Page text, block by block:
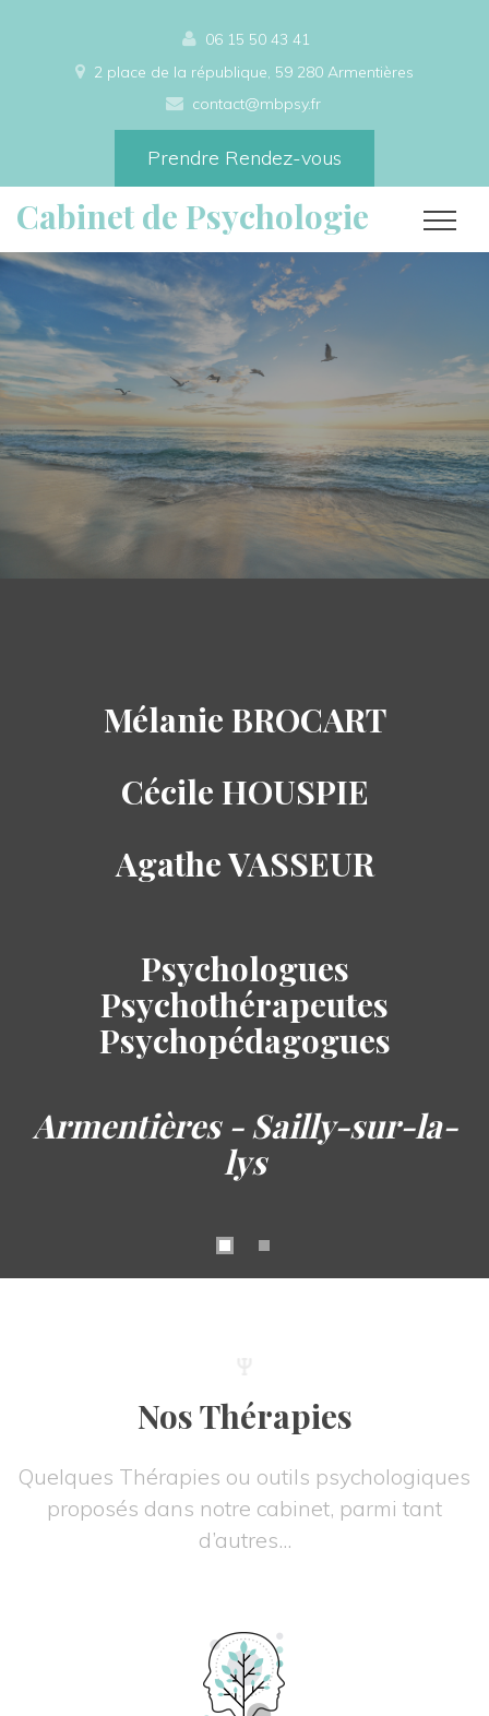
06 15 50 43 41
2 place de la république, 59 280 Armentières
contact@mbpsy.fr
Prendre Rendez-vous
Cabinet de Psychologie
Mélanie BROCART
Cécile HOUSPIE
Agathe VASSEUR
Psychologues
Psychothérapeutes
Psychopédagogues
Armentières - Sailly-sur-la-
lys
Nos Thérapies
Quelques Thérapies ou outils psychologiques
proposés dans notre cabinet, parmi tant
d’autres...